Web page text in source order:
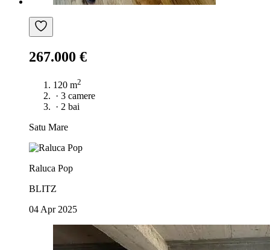
267.000 €
120 m2
· 3 camere
· 2 bai
Satu Mare
Raluca Pop
BLITZ
04 Apr 2025